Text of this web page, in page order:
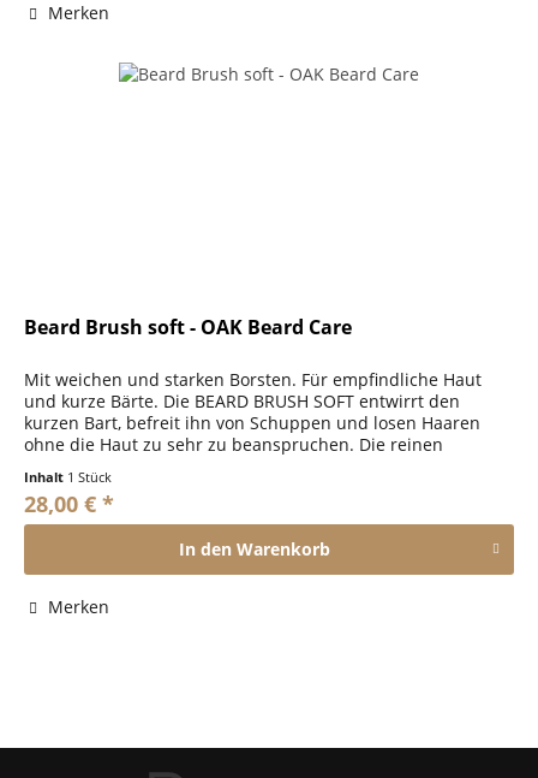
Merken
Beard Brush soft - OAK Beard Care
Mit weichen und starken Borsten. Für empfindliche Haut
und kurze Bärte. Die BEARD BRUSH SOFT entwirrt den
kurzen Bart, befreit ihn von Schuppen und losen Haaren
ohne die Haut zu sehr zu beanspruchen. Die reinen
Inhalt 1 Stück
28,00 € *
In den Warenkorb
Merken